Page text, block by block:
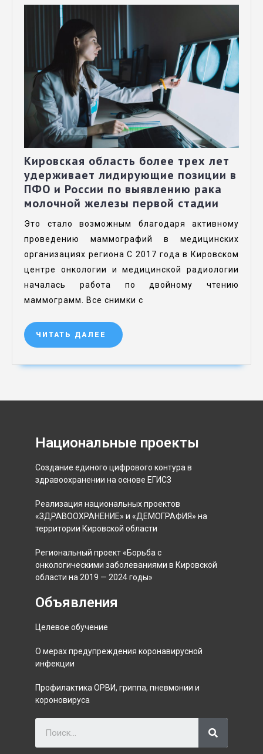
Кировская область более трех лет
удерживает лидирующие позиции в
ПФО и России по выявлению рака
молочной железы первой стадии
Это стало возможным благодаря активному
проведению маммографий в медицинских
организациях региона С 2017 года в Кировском
центре онкологии и медицинской радиологии
началась работа по двойному чтению
маммограмм. Все снимки с
ЧИТАТЬ ДАЛЕЕ
Национальные проекты
Создание единого цифрового контура в
здравоохранении на основе ЕГИСЗ
Реализация национальных проектов
«ЗДРАВООХРАНЕНИЕ» и «ДЕМОГРАФИЯ» на
территории Кировской области
Региональный проект «Борьба с
онкологическими заболеваниями в Кировской
области на 2019 — 2024 годы»
Объявления
Целевое обучение
О мерах предупреждения коронавирусной
инфекции
Профилактика ОРВИ, гриппа, пневмонии и
короновируса